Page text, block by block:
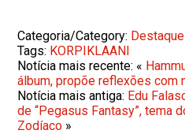
Categoria/Category: Destaque
Tags: KORPIKLAANI
Notícia mais recente: «
álbum, propõe reflexões com
Notícia mais antiga: Edu
de “Pegasus Fantasy”, tema
Zodíaco »